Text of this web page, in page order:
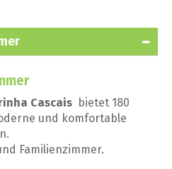
Cascais bietet 180
und komfortable
Familienzimmer.